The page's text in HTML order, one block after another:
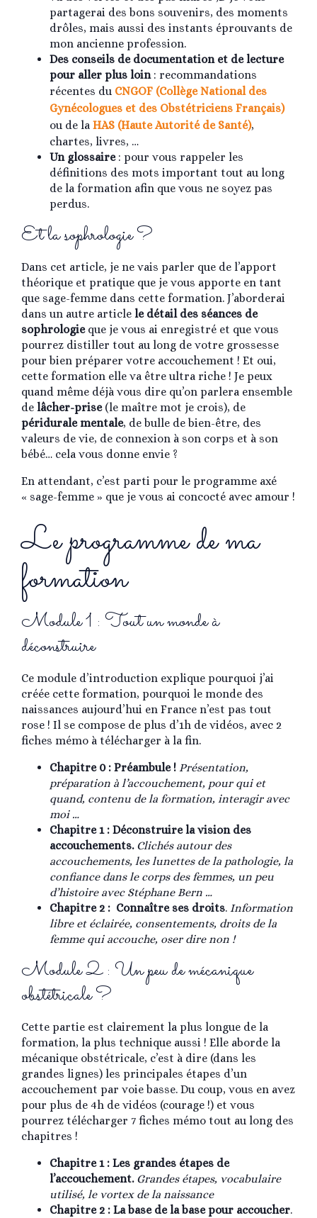
partagerai des bons souvenirs, des moments
drôles, mais aussi des instants éprouvants de
mon ancienne profession.
Des conseils de documentation et de lecture
pour aller plus loin: recommandations
récentes du CNGOF (Collège National des
Gynécologues et des Obstétriciens Français)
ou de la HAS (Haute Autorité de Santé),
chartes, livres, …
Un glossaire: pour vous rappeler les
définitions des mots important tout au long
de la formation afin que vous ne soyez pas
perdus.
Et la sophrologie ?
Dans cet article, je ne vais parler que de l’apport
théorique et pratique que je vous apporte en tant
que sage-femme dans cette formation. J’aborderai
dans un autre article le détail des séances de
sophrologieque je vous ai enregistré et que vous
pourrez distiller tout au long de votre grossesse
pour bien préparer votre accouchement ! Et oui,
cette formation elle va être ultra riche ! Je peux
quand même déjà vous dire qu’on parlera ensemble
de lâcher-prise(le maître mot je crois), de
péridurale mentale, de bulle de bien-être, des
valeurs de vie, de connexion à son corps et à son
bébé… cela vous donne envie ?
En attendant, c’est parti pour le programme axé
« sage-femme » que je vous ai concocté avec amour !
Le programme de ma
formation
Module 1 : Tout un monde à
déconstruire
Ce module d’introduction explique pourquoi j’ai
créée cette formation, pourquoi le monde des
naissances aujourd’hui en France n’est pas tout
rose ! Il se compose de plus d’1h de vidéos, avec 2
fiches mémo à télécharger à la fin.
Chapitre 0 : Préambule ! Présentation,
préparation à l’accouchement, pour qui et
quand, contenu de la formation, interagir avec
moi …
Chapitre 1 : Déconstruire la vision des
accouchements. Clichés autour des
accouchements, les lunettes de la pathologie, la
confiance dans le corps des femmes, un peu
d’histoire avec Stéphane Bern …
Chapitre 2 : Connaître ses droits. Information
libre et éclairée, consentements, droits de la
femme qui accouche, oser dire non !
Module 2 : Un peu de mécanique
obstétricale ?
Cette partie est clairement la plus longue de la
formation, la plus technique aussi ! Elle aborde la
mécanique obstétricale, c’est à dire (dans les
grandes lignes) les principales étapes d’un
accouchement par voie basse. Du coup, vous en avez
pour plus de 4h de vidéos (courage !) et vous
pourrez télécharger 7 fiches mémo tout au long des
chapitres !
Chapitre 1 : Les grandes étapes de
l’accouchement. Grandes étapes, vocabulaire
utilisé, le vortex de la naissance
Chapitre 2 : La base de la base pour accoucher.